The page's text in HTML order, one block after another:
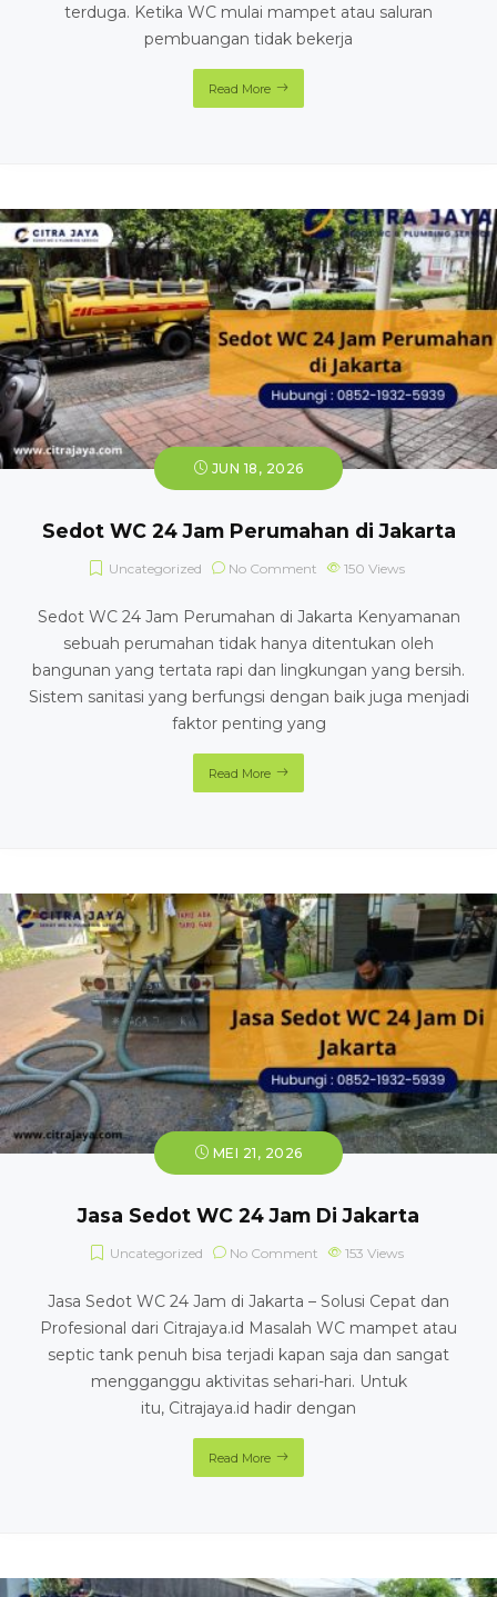
terduga. Ketika WC mulai mampet atau saluran
pembuangan tidak bekerja
Read More
JUN 18, 2026
Sedot WC 24 Jam Perumahan di Jakarta
Uncategorized No Comment 150 Views
Sedot WC 24 Jam Perumahan di Jakarta Kenyamanan
sebuah perumahan tidak hanya ditentukan oleh
bangunan yang tertata rapi dan lingkungan yang bersih.
Sistem sanitasi yang berfungsi dengan baik juga menjadi
faktor penting yang
Read More
MEI 21, 2026
Jasa Sedot WC 24 Jam Di Jakarta
Uncategorized No Comment 153 Views
Jasa Sedot WC 24 Jam di Jakarta – Solusi Cepat dan
Profesional dari Citrajaya.id Masalah WC mampet atau
septic tank penuh bisa terjadi kapan saja dan sangat
mengganggu aktivitas sehari-hari. Untuk
itu, Citrajaya.id hadir dengan
Read More